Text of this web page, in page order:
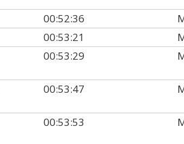
00:52:36
00:53:21
00:53:29
00:53:47
00:53:53